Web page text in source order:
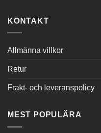
KONTAKT
Allmänna villkor
Retur
Frakt- och leveranspolicy
MEST POPULÄRA